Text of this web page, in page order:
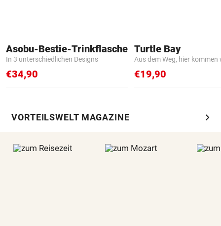
Asobu-Bestie-Trinkflasche
In 3 unterschiedlichen Designs
€34,90
Turtle Bay
Aus dem Weg, hier kommen
€19,90
VORTEILSWELT MAGAZINE chevron_right